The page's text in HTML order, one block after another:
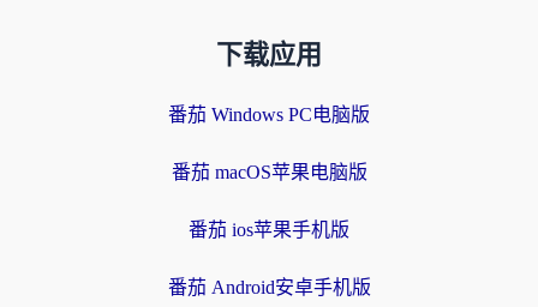
下载应用
番茄 Windows PC电脑版
番茄 macOS苹果电脑版
番茄 ios苹果手机版
番茄 Android安卓手机版